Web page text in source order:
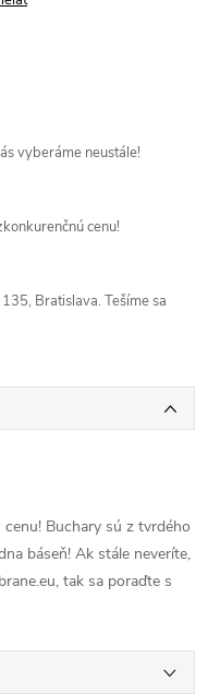
vyberáme neustále!
cenu!
Bratislava. Tešíme sa
Buchary sú z tvrdého
báseň! Ak stále neveríte,
tak sa poraďte s